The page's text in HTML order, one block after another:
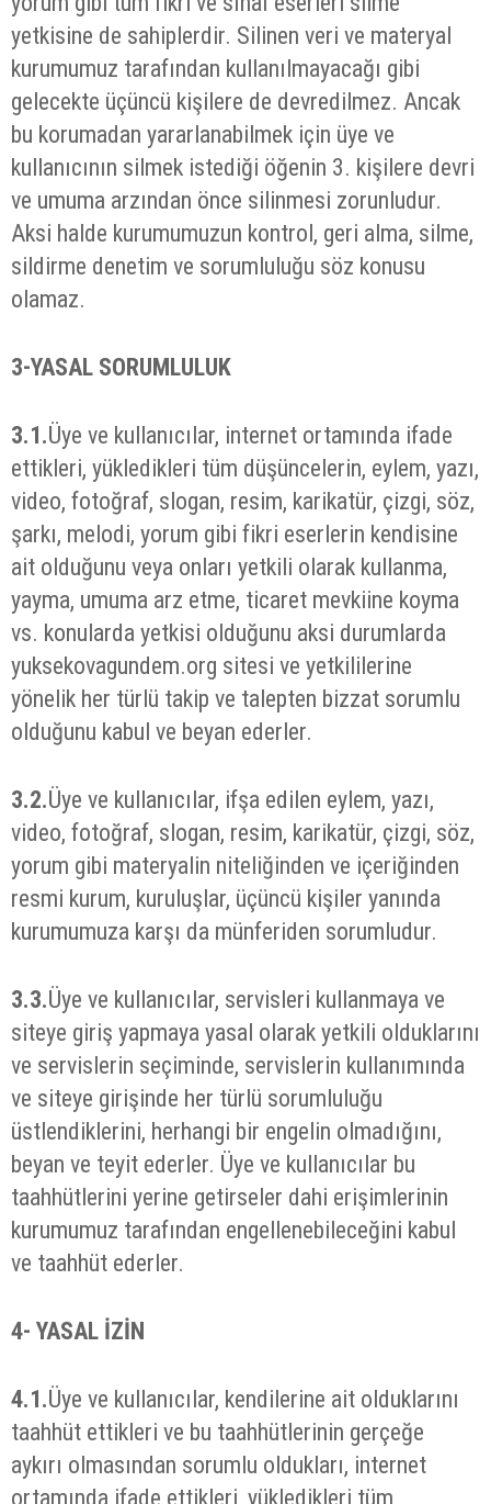
yetkisine de sahiplerdir. Silinen veri ve materyal
kurumumuz tarafından kullanılmayacağı gibi
gelecekte üçüncü kişilere de devredilmez. Ancak
bu korumadan yararlanabilmek için üye ve
kullanıcının silmek istediği öğenin 3. kişilere devri
ve umuma arzından önce silinmesi zorunludur.
Aksi halde kurumumuzun kontrol, geri alma, silme,
sildirme denetim ve sorumluluğu söz konusu
olamaz.
3-YASAL SORUMLULUK
3.1.Üye ve kullanıcılar, internet ortamında ifade
ettikleri, yükledikleri tüm düşüncelerin, eylem, yazı,
video, fotoğraf, slogan, resim, karikatür, çizgi, söz,
şarkı, melodi, yorum gibi fikri eserlerin kendisine
ait olduğunu veya onları yetkili olarak kullanma,
yayma, umuma arz etme, ticaret mevkiine koyma
vs. konularda yetkisi olduğunu aksi durumlarda
yuksekovagundem.org sitesi ve yetkililerine
yönelik her türlü takip ve talepten bizzat sorumlu
olduğunu kabul ve beyan ederler.
3.2.Üye ve kullanıcılar, ifşa edilen eylem, yazı,
video, fotoğraf, slogan, resim, karikatür, çizgi, söz,
yorum gibi materyalin niteliğinden ve içeriğinden
resmi kurum, kuruluşlar, üçüncü kişiler yanında
kurumumuza karşı da münferiden sorumludur.
3.3.Üye ve kullanıcılar, servisleri kullanmaya ve
siteye giriş yapmaya yasal olarak yetkili olduklarını
ve servislerin seçiminde, servislerin kullanımında
ve siteye girişinde her türlü sorumluluğu
üstlendiklerini, herhangi bir engelin olmadığını,
beyan ve teyit ederler. Üye ve kullanıcılar bu
taahhütlerini yerine getirseler dahi erişimlerinin
kurumumuz tarafından engellenebileceğini kabul
ve taahhüt ederler.
4- YASAL İZİN
4.1.Üye ve kullanıcılar, kendilerine ait olduklarını
taahhüt ettikleri ve bu taahhütlerinin gerçeğe
aykırı olmasından sorumlu oldukları, internet
ortamında ifade ettikleri, yükledikleri tüm